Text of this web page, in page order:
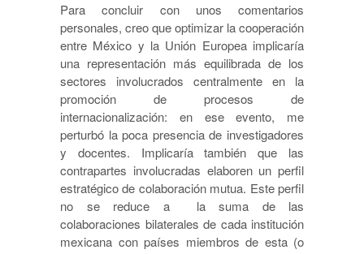
Para concluir con unos comentarios
personales, creo que optimizar la cooperación
entre México y la Unión Europea implicaría
una representación más equilibrada de los
sectores involucrados centralmente en la
promoción de procesos de
internacionalización: en ese evento, me
perturbó la poca presencia de investigadores
y docentes. Implicaría también que las
contrapartes involucradas elaboren un perfil
estratégico de colaboración mutua. Este perfil
no se reduce a la suma de las
colaboraciones bilaterales de cada institución
mexicana con países miembros de esta (o